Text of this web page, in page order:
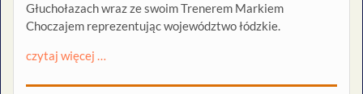
Głuchołazach wraz ze swoim Trenerem Markiem
Choczajem reprezentując województwo łódzkie.
czytaj więcej …